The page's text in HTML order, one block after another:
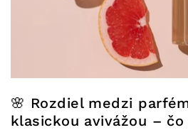
🌸 Rozdiel medzi
klasickou avivážou –